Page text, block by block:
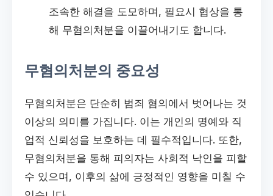
조속한 해결을 도모하며, 필요시 협상을 통
해 무혐의처분을 이끌어내기도 합니다.
무혐의처분의 중요성
무혐의처분은 단순히 범죄 혐의에서 벗어나는 것
이상의 의미를 가집니다. 이는 개인의 명예와 직
업적 신뢰성을 보호하는 데 필수적입니다. 또한,
무혐의처분을 통해 피의자는 사회적 낙인을 피할
수 있으며, 이후의 삶에 긍정적인 영향을 미칠 수